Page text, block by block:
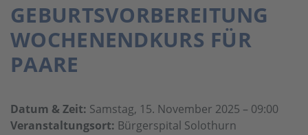
GEBURTSVORBEREITUNG
WOCHENENDKURS FÜR
PAARE
Datum & Zeit: Samstag, 15. November 2025 – 09:00
Veranstaltungsort: Bürgerspital Solothurn